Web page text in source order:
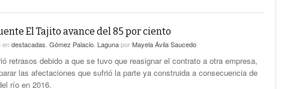
El Tajito avance del 85 por ciento
endestacadas Gómez Palacio LagunaporMayela Ávila Saucedo
retrasos debido a que se tuvo que reasignar el contrato a otra empresa,
las afectaciones que sufrió la parte ya construida a consecuencia de
río en 2016.